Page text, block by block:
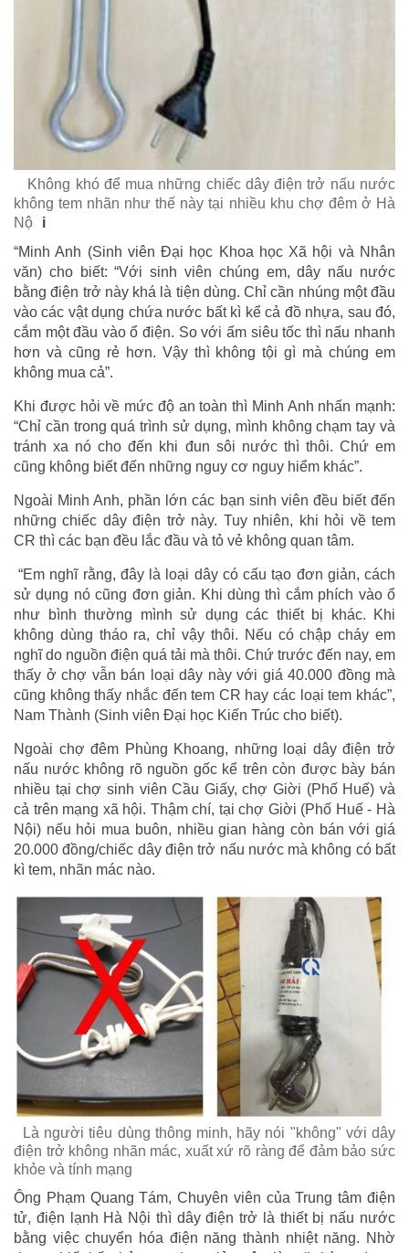
Không khó để mua những chiếc dây điện trở nấu nước
không tem nhãn như thế này tại nhiều khu chợ đêm ở Hà
Nộ
i
“Minh Anh (Sinh viên Đại học Khoa học Xã hội và Nhân
văn) cho biết: “Với sinh viên chúng em, dây nấu nước
bằng điện trở này khá là tiện dùng. Chỉ cần nhúng một đầu
vào các vật dụng chứa nước bất kì kể cả đồ nhựa, sau đó,
cắm một đầu vào ổ điện. So với ấm siêu tốc thì nấu nhanh
hơn và cũng rẻ hơn. Vậy thì không tội gì mà chúng em
không mua cả”.
Khi được hỏi về mức độ an toàn thì Minh Anh nhấn mạnh:
“Chỉ cần trong quá trình sử dụng, mình không chạm tay và
tránh xa nó cho đến khi đun sôi nước thì thôi. Chứ em
cũng không biết đến những nguy cơ nguy hiểm khác”.
Ngoài Minh Anh, phần lớn các bạn sinh viên đều biết đến
những chiếc dây điện trở này. Tuy nhiên, khi hỏi về tem
CR thì các bạn đều lắc đầu và tỏ vẻ không quan tâm.
“Em nghĩ rằng, đây là loại dây có cấu tạo đơn giản, cách
sử dụng nó cũng đơn giản. Khi dùng thì cắm phích vào ổ
như bình thường mình sử dụng các thiết bị khác. Khi
không dùng tháo ra, chỉ vậy thôi. Nếu có chập cháy em
nghĩ do nguồn điện quá tải mà thôi. Chứ trước đến nay, em
thấy ở chợ vẫn bán loại dây này với giá 40.000 đồng mà
cũng không thấy nhắc đến tem CR hay các loại tem khác”,
Nam Thành (Sinh viên Đại học Kiến Trúc cho biết).
Ngoài chợ đêm Phùng Khoang, những loại dây điện trở
nấu nước không rõ nguồn gốc kể trên còn được bày bán
nhiều tại chợ sinh viên Cầu Giấy, chợ Giời (Phố Huế) và
cả trên mạng xã hội. Thậm chí, tại chợ Giời (Phố Huế - Hà
Nội) nếu hỏi mua buôn, nhiều gian hàng còn bán với giá
20.000 đồng/chiếc dây điện trở nấu nước mà không có bất
kì tem, nhãn mác nào.
Là người tiêu dùng thông minh, hãy nói "không" với dây
điện trở không nhãn mác, xuất xứ rõ ràng để đảm bảo sức
khỏe và tính mạng
Ông Phạm Quang Tám, Chuyên viên của Trung tâm điện
tử, điện lạnh Hà Nội thì dây điện trở là thiết bị nấu nước
bằng việc chuyển hóa điện năng thành nhiệt năng. Nhờ